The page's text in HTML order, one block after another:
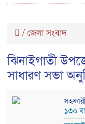
/ জেলা সংবাদ
ঝিনাইগাতী
সাধারণ সভা
১৩০